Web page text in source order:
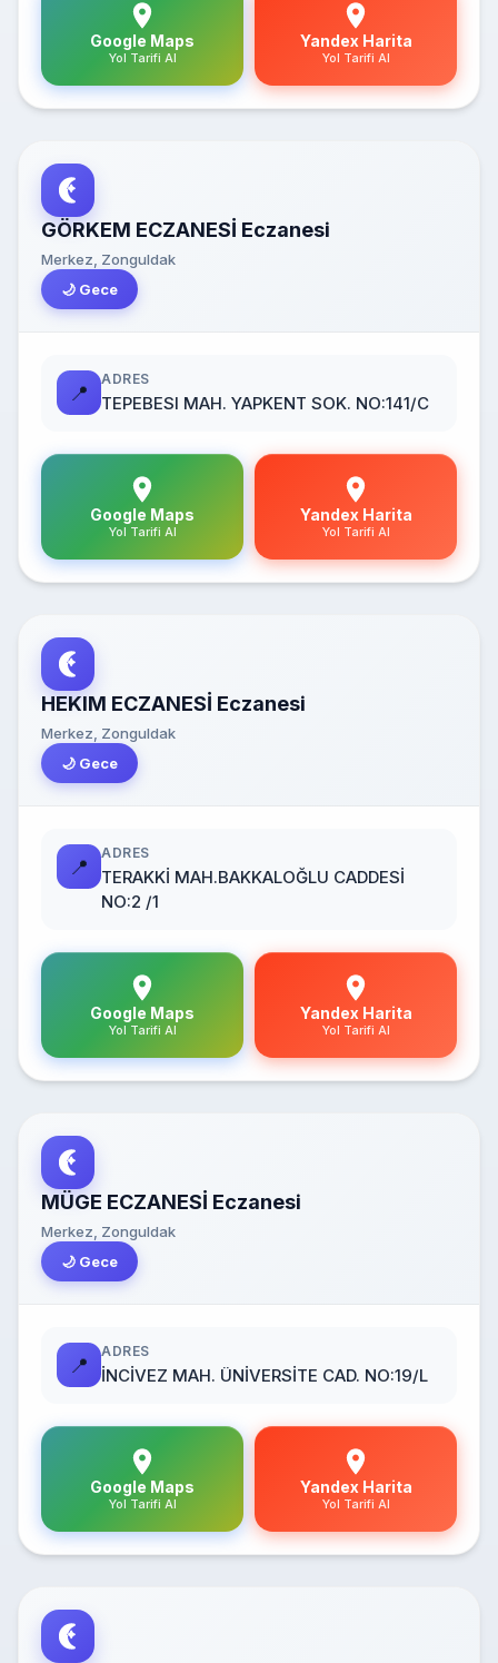
Google Maps
Yol Tarifi Al
Yandex Harita
Yol Tarifi Al
GÖRKEM ECZANESİ Eczanesi
Merkez, Zonguldak
🌙 Gece
📍
ADRES
TEPEBESI MAH. YAPKENT SOK. NO:141/C
Google Maps
Yol Tarifi Al
Yandex Harita
Yol Tarifi Al
HEKIM ECZANESİ Eczanesi
Merkez, Zonguldak
🌙 Gece
📍
ADRES
TERAKKİ MAH.BAKKALOĞLU CADDESİ
NO:2 /1
Google Maps
Yol Tarifi Al
Yandex Harita
Yol Tarifi Al
MÜGE ECZANESİ Eczanesi
Merkez, Zonguldak
🌙 Gece
📍
ADRES
İNCİVEZ MAH. ÜNİVERSİTE CAD. NO:19/L
Google Maps
Yol Tarifi Al
Yandex Harita
Yol Tarifi Al